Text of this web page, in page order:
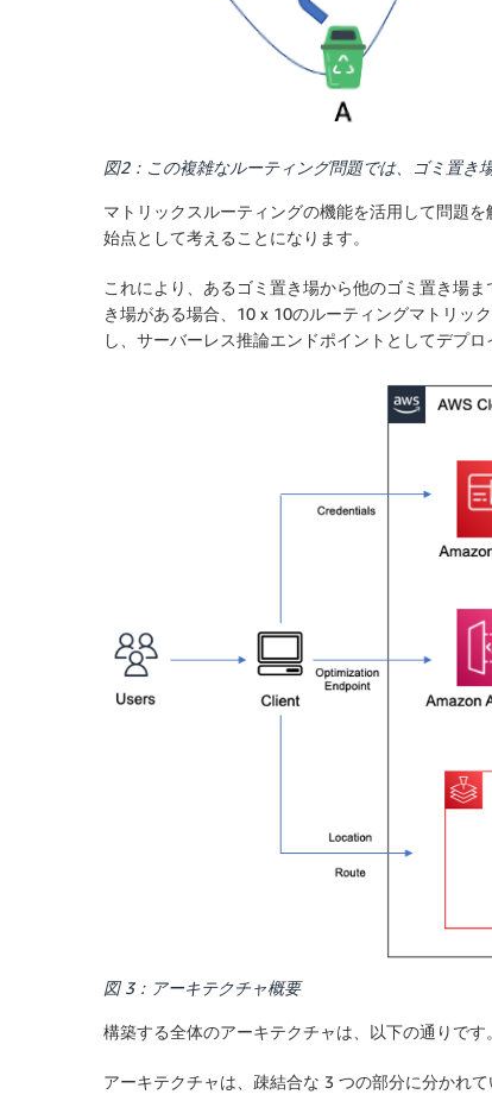
図2：この複雑なルーティング問題では、ゴミ置き
マトリックスルーティングの機能を活用して問題
始点として考えることになります。
これにより、あるゴミ置き場から他のゴミ置き場
き場がある場合、10 x 10のルーティングマトリッ
し、サーバーレス推論エンドポイントとしてデプ
図 3：アーキテクチャ概要
構築する全体のアーキテクチャは、以下の通りです。
アーキテクチャは、疎結合な 3 つの部分に分かれて